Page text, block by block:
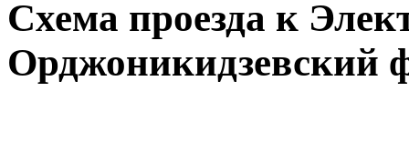
Схема проезда к
Орджоникидзевский